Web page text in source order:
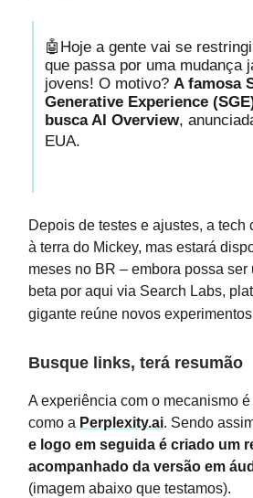
🤖Hoje a gente vai se
que passa por uma mudança
jovens! O motivo? A famosa
Generative Experience
busca AI Overview,
EUA.
Depois de testes e ajustes, a tech
à terra do Mickey, mas estará
meses no BR – embora possa ser
beta por aqui via Search Labs,
gigante reúne novos
Busque links, terá resumão
A experiência com o mecanismo
como a Perplexity.ai. Sendo
e logo em seguida é criado um
acompanhado da versão em
(imagem abaixo que testamos).